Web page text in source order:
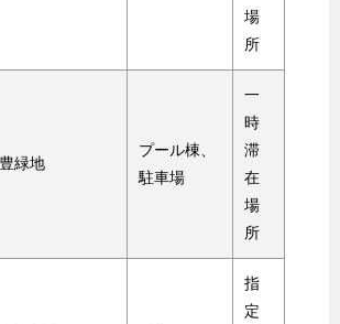
場
所
緑地
プール棟、
駐車場
一
時
滞
在
場
所
指
定